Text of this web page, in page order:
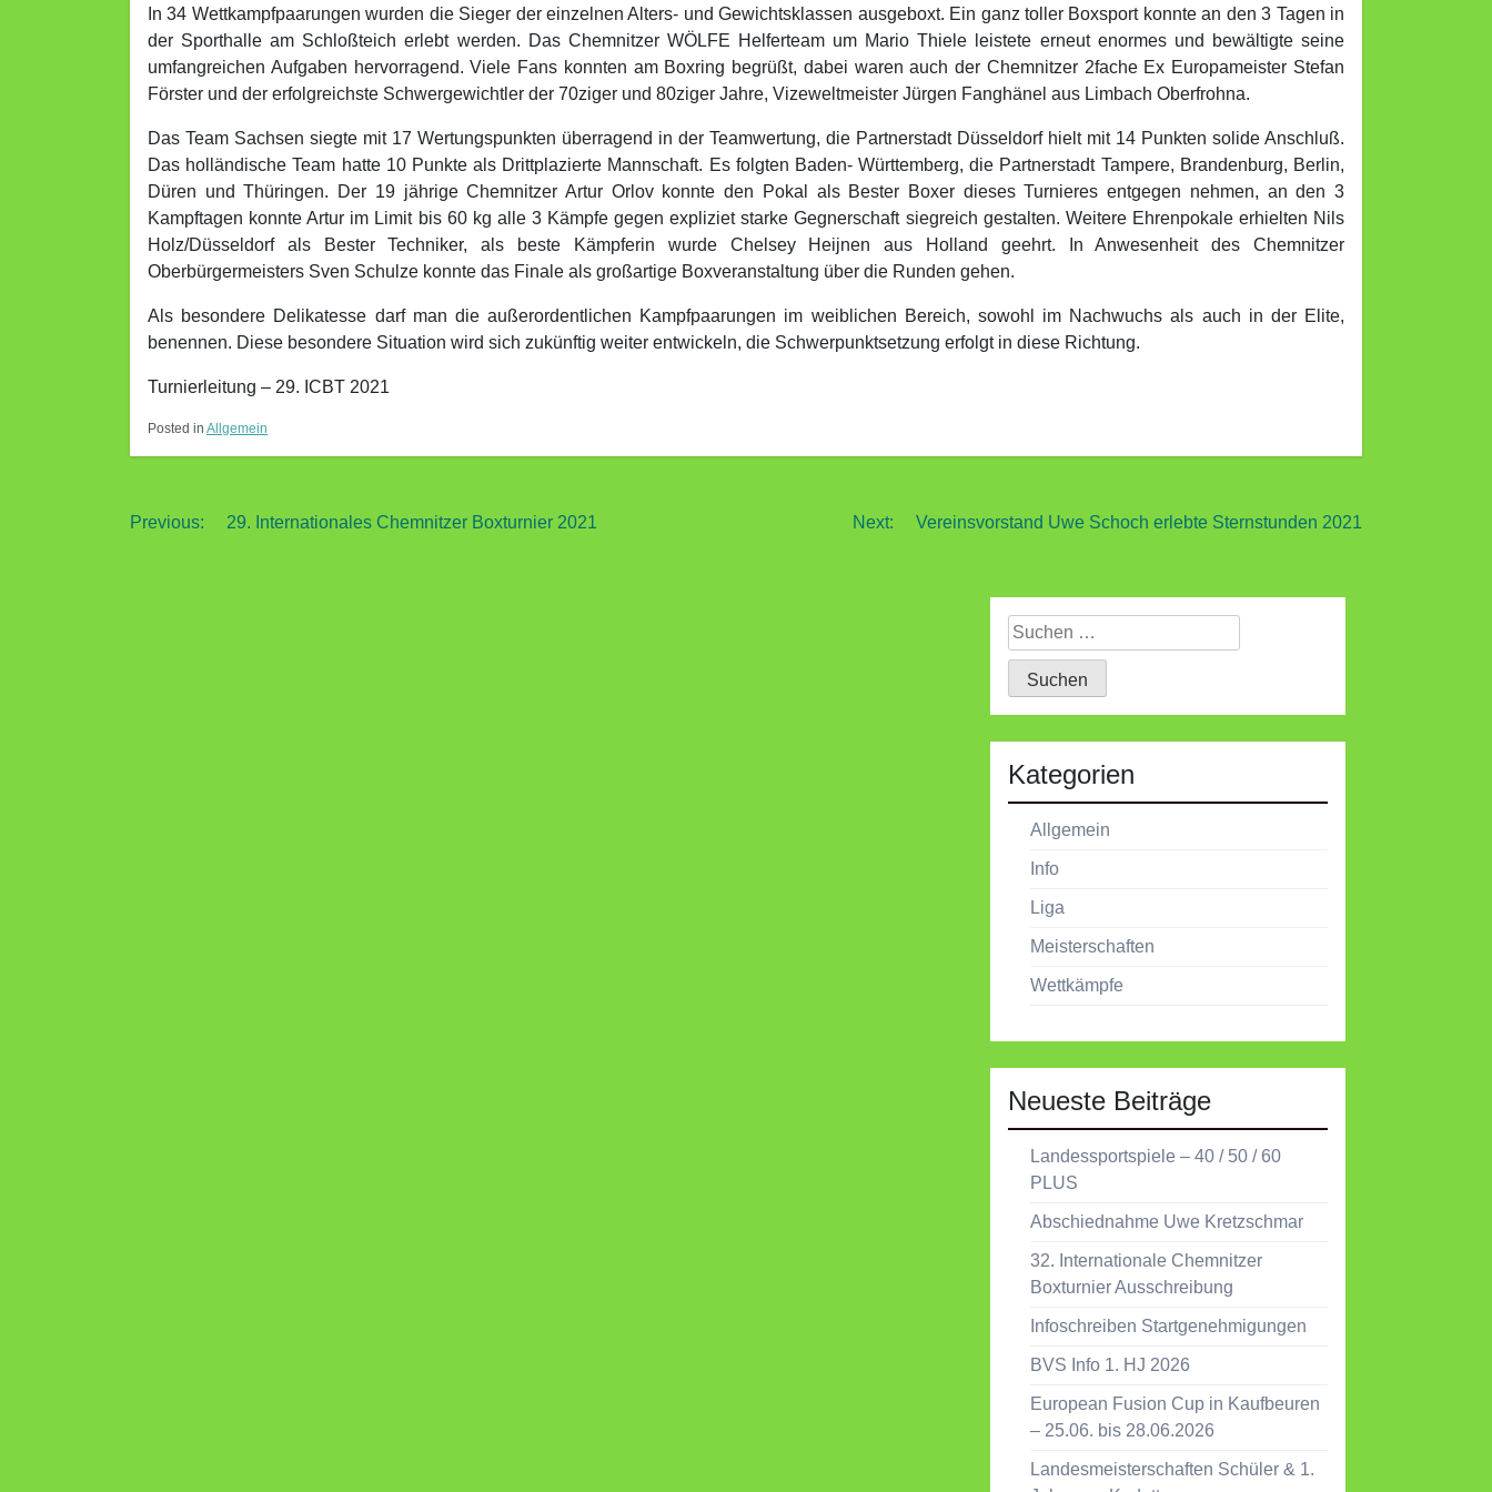
In 34 Wettkampfpaarungen wurden die Sieger der einzelnen Alters- und Gewichtsklassen ausgeboxt. Ein ganz toller Boxsport konnte an den 3 Tagen in
der Sporthalle am Schloßteich erlebt werden. Das Chemnitzer WÖLFE Helferteam um Mario Thiele leistete erneut enormes und bewältigte seine
umfangreichen Aufgaben hervorragend. Viele Fans konnten am Boxring begrüßt, dabei waren auch der Chemnitzer 2fache Ex Europameister Stefan
Förster und der erfolgreichste Schwergewichtler der 70ziger und 80ziger Jahre, Vizeweltmeister Jürgen Fanghänel aus Limbach Oberfrohna.
Das Team Sachsen siegte mit 17 Wertungspunkten überragend in der Teamwertung, die Partnerstadt Düsseldorf hielt mit 14 Punkten solide Anschluß.
Das holländische Team hatte 10 Punkte als Drittplazierte Mannschaft. Es folgten Baden- Württemberg, die Partnerstadt Tampere, Brandenburg, Berlin,
Düren und Thüringen. Der 19 jährige Chemnitzer Artur Orlov konnte den Pokal als Bester Boxer dieses Turnieres entgegen nehmen, an den 3
Kampftagen konnte Artur im Limit bis 60 kg alle 3 Kämpfe gegen expliziet starke Gegnerschaft siegreich gestalten. Weitere Ehrenpokale erhielten Nils
Holz/Düsseldorf als Bester Techniker, als beste Kämpferin wurde Chelsey Heijnen aus Holland geehrt. In Anwesenheit des Chemnitzer
Oberbürgermeisters Sven Schulze konnte das Finale als großartige Boxveranstaltung über die Runden gehen.
Als besondere Delikatesse darf man die außerordentlichen Kampfpaarungen im weiblichen Bereich, sowohl im Nachwuchs als auch in der Elite,
benennen. Diese besondere Situation wird sich zukünftig weiter entwickeln, die Schwerpunktsetzung erfolgt in diese Richtung.
Turnierleitung – 29. ICBT 2021
Posted in Allgemein
Beitragsnavigation
Previous: 29. Internationales Chemnitzer Boxturnier 2021 Next: Vereinsvorstand Uwe Schoch erlebte Sternstunden 2021
Suchen
nach:
Kategorien
Allgemein
Info
Liga
Meisterschaften
Wettkämpfe
Neueste Beiträge
Landessportspiele – 40 / 50 / 60
PLUS
Abschiednahme Uwe Kretzschmar
32. Internationale Chemnitzer
Boxturnier Ausschreibung
Infoschreiben Startgenehmigungen
BVS Info 1. HJ 2026
European Fusion Cup in Kaufbeuren
– 25.06. bis 28.06.2026
Landesmeisterschaften Schüler & 1.